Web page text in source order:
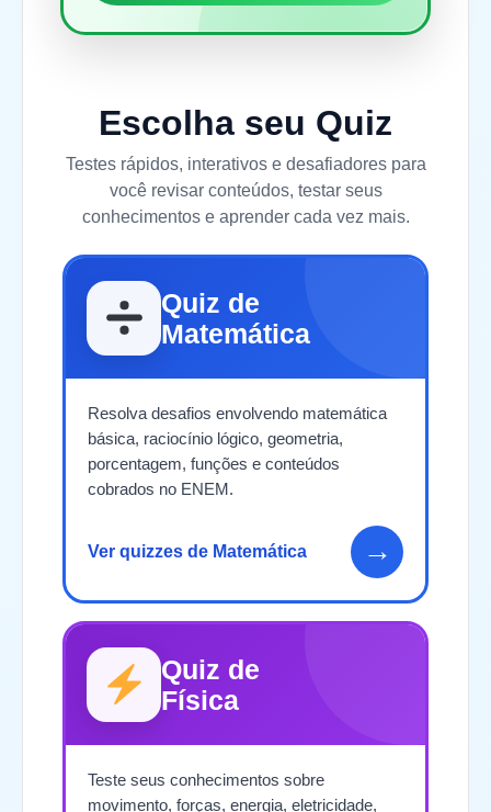
Escolha seu Quiz
Testes rápidos, interativos e desafiadores para
você revisar conteúdos, testar seus
conhecimentos e aprender cada vez mais.
Quiz de
Matemática
Resolva desafios envolvendo matemática
básica, raciocínio lógico, geometria,
porcentagem, funções e conteúdos
cobrados no ENEM.
Ver quizzes de Matemática →
Quiz de
Física
Teste seus conhecimentos sobre
movimento, forças, energia, eletricidade,